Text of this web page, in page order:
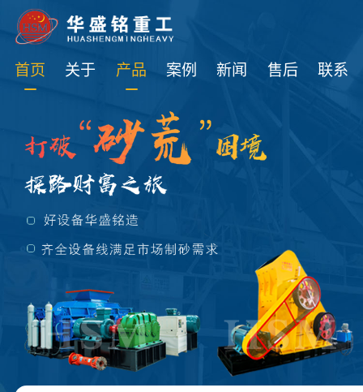
首页 关于 产品 案例 新闻 售后 联系